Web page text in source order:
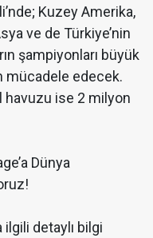
Kuzey Amerika,
ve de Türkiye’nin
şampiyonları büyük
mücadele edecek.
havuzu ise 2 milyon
Dünya
ilgili detaylı bilgi